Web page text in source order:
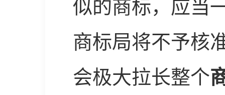
似的商标，应当
商标局将不予核
会极大拉长整个